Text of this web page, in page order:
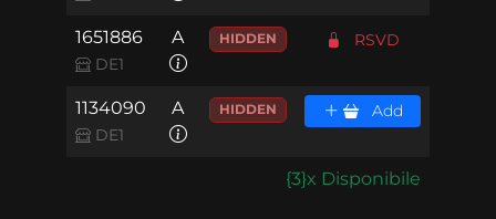
1651886
DE1
A HIDDEN RSVD
1134090
DE1
A HIDDEN Add
{3}x Disponibile